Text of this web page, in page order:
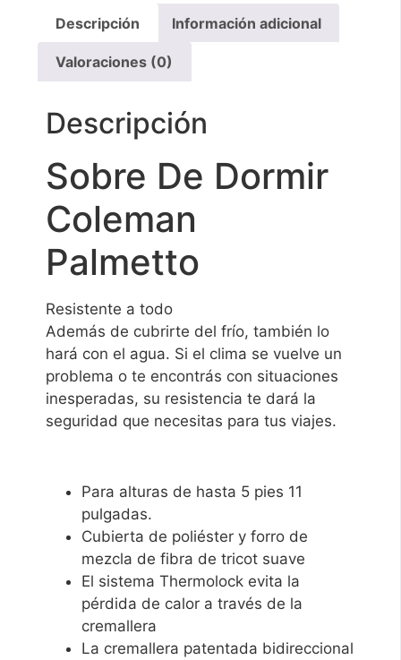
Descripción Información adicional
Valoraciones (0)
Descripción
Sobre De Dormir
Coleman
Palmetto
Resistente a todo
Además de cubrirte del frío, también lo
hará con el agua. Si el clima se vuelve un
problema o te encontrás con situaciones
inesperadas, su resistencia te dará la
seguridad que necesitas para tus viajes.
Para alturas de hasta 5 pies 11
pulgadas.
Cubierta de poliéster y forro de
mezcla de fibra de tricot suave
El sistema Thermolock evita la
pérdida de calor a través de la
cremallera
La cremallera patentada bidireccional